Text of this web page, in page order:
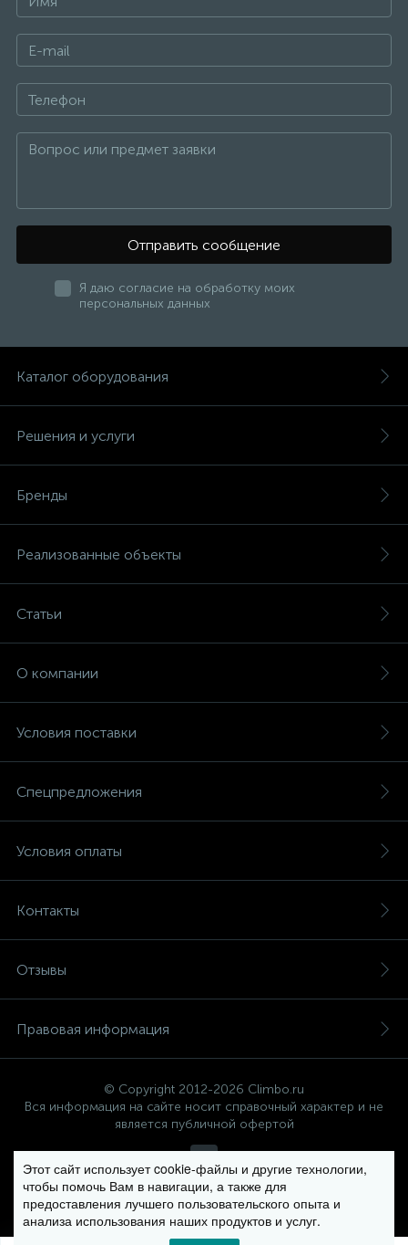
Отправить сообщение
Я даю согласие на обработку моих
персональных данных
Каталог оборудования
Решения и услуги
Бренды
Реализованные объекты
Статьи
О компании
Условия поставки
Спецпредложения
Условия оплаты
Контакты
Отзывы
Правовая информация
© Copyright 2012-2026 Climbo.ru
Вся информация на сайте носит справочный характер и не
является публичной офертой
Политика компании в отношении обработки персональных
данных
Этот сайт использует cookie-файлы и другие технологии,
чтобы помочь Вам в навигации, а также для
предоставления лучшего пользовательского опыта и
анализа использования наших продуктов и услуг.